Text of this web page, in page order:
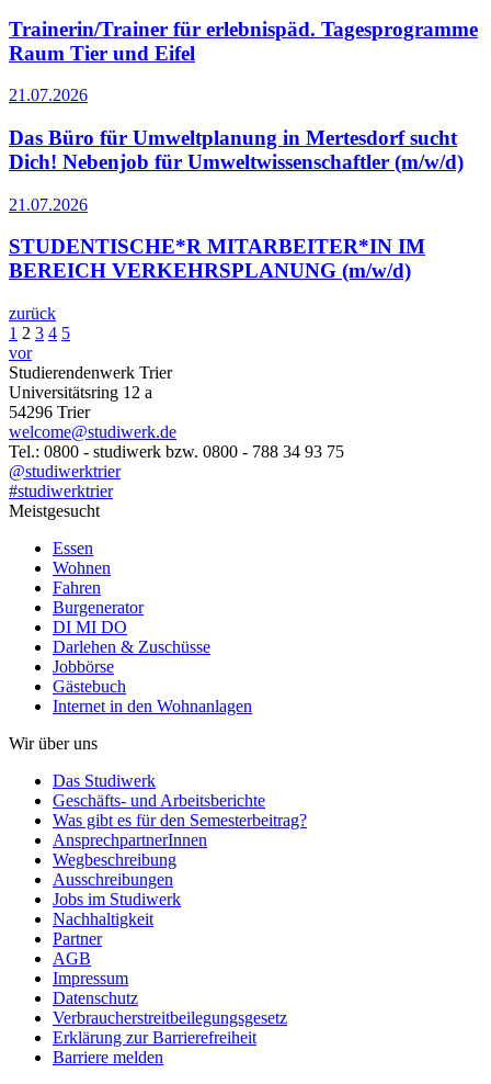
Trainerin/Trainer für erlebnispäd. Tagesprogramme
Raum Tier und Eifel
21.07.2026
Das Büro für Umweltplanung in Mertesdorf sucht
Dich! Nebenjob für Umweltwissenschaftler (m/w/d)
21.07.2026
STUDENTISCHE*R MITARBEITER*IN IM
BEREICH VERKEHRSPLANUNG (m/w/d)
zurück
1 2 3 4 5
vor
Studierendenwerk Trier
Universitätsring 12 a
54296 Trier
welcome@studiwerk.de
Tel.: 0800 - studiwerk bzw. 0800 - 788 34 93 75
@studiwerktrier
#studiwerktrier
Meistgesucht
Essen
Wohnen
Fahren
Burgenerator
DI MI DO
Darlehen & Zuschüsse
Jobbörse
Gästebuch
Internet in den Wohnanlagen
Wir über uns
Das Studiwerk
Geschäfts- und Arbeitsberichte
Was gibt es für den Semesterbeitrag?
AnsprechpartnerInnen
Wegbeschreibung
Ausschreibungen
Jobs im Studiwerk
Nachhaltigkeit
Partner
AGB
Impressum
Datenschutz
Verbraucherstreitbeilegungsgesetz
Erklärung zur Barrierefreiheit
Barriere melden